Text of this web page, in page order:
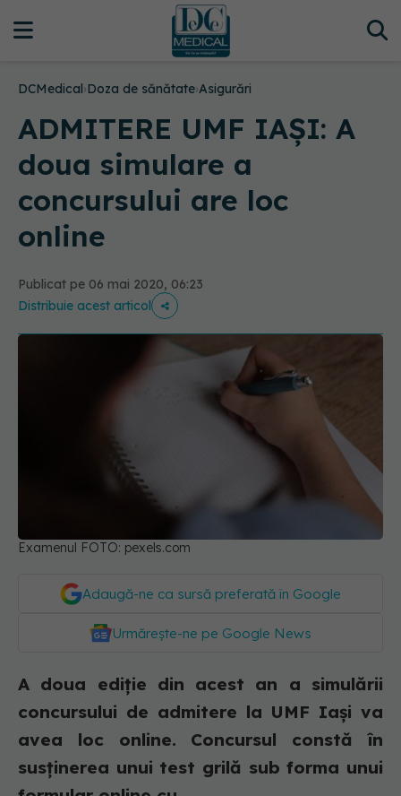
DCMedical›Doza de sănătate›Asigurări
ADMITERE UMF IAȘI: A
doua simulare a
concursului are loc
online
Publicat pe 06 mai 2020, 06:23
Distribuie acest articol
Examenul FOTO: pexels.com
Adaugă-ne ca sursă preferată în Google
Urmărește-ne pe Google News
A doua ediţie din acest an a simulării
concursului de admitere la UMF Iaşi va
avea loc online. Concursul constă în
susţinerea unui test grilă sub forma unui